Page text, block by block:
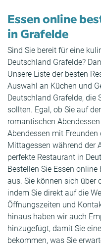
Essen online
in Grafelde
Sind Sie bereit für eine
Deutschland Grafelde?
Unsere Liste der besten
Auswahl an Küchen und
Deutschland Grafelde, die
sollten. Egal, ob Sie auf
romantischen
Abendessen mit
Mittagessen während der
perfekte Restaurant in
Bestellen Sie Essen
aus. Sie können sich über
indem Sie direkt auf die
Öffnungszeiten und
hinaus haben wir auch
hinzugefügt, damit Sie
bekommen, was Sie